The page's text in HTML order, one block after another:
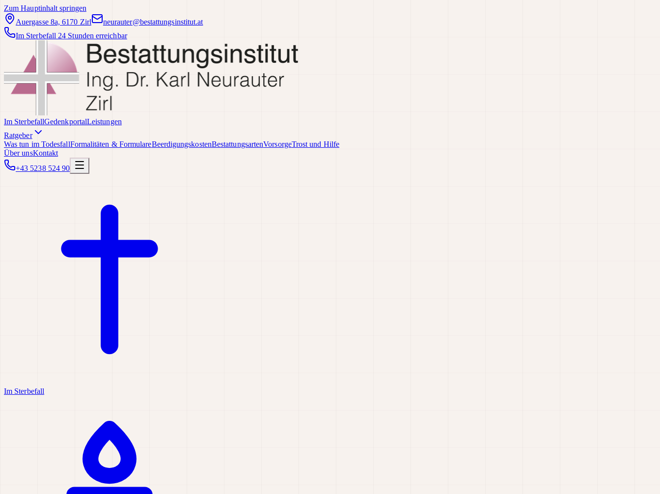
Zum Hauptinhalt springen
Auergasse 8a, 6170 Zirl
neurauter@bestattungsinstitut.at
Im Sterbefall 24 Stunden erreichbar
Im SterbefallGedenkportalLeistungen
Ratgeber
Was tun im TodesfallFormalitäten & FormulareBeerdigungskostenBestattungsartenVorsorgeTrost und Hilfe
Über unsKontakt
+43 5238 524 90
Im Sterbefall